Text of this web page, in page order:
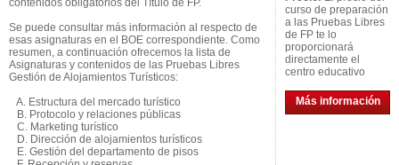
contenidos obligatorios del Título de FP.
Se puede consultar más información al respecto de
esas asignaturas en el BOE correspondiente. Como
resumen, a continuación ofrecemos la lista de
Asignaturas y contenidos de las Pruebas Libres
Gestión de Alojamientos Turísticos:
A. Estructura del mercado turístico
B. Protocolo y relaciones públicas
C. Marketing turístico
D. Dirección de alojamientos turísticos
E. Gestión del departamento de pisos
curso de preparación
a las Pruebas Libres
de FP te lo
proporcionará
directamente el
centro educativo
Más información